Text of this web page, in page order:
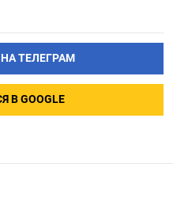
ТЕЛЕГРАМ
В GOOGLE